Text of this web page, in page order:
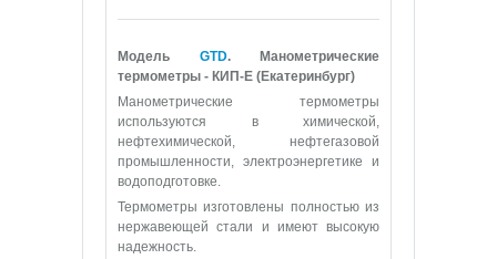
Модель GTD. Манометрические
термометры - КИП-Е (Екатеринбург)
Манометрические термометры
используются в химической,
нефтехимической, нефтегазовой
промышленности, электроэнергетике и
водоподготовке.
Термометры изготовлены полностью из
нержавеющей стали и имеют высокую
надежность.